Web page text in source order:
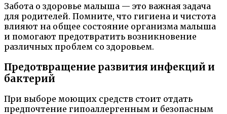
Забота о здоровье малыша — это важная задача
для родителей. Помните, что гигиена и чистота
влияют на общее состояние организма малыша
и помогают предотвратить возникновение
различных проблем со здоровьем.
Предотвращение развития инфекций и
бактерий
При выборе моющих средств стоит отдать
предпочтение гипоаллергенным и безопасным